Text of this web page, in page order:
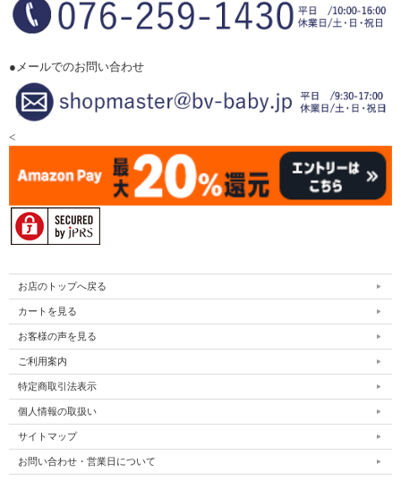
●メールでのお問い合わせ
<
お店のトップへ戻る
カートを見る
お客様の声を見る
ご利用案内
特定商取引法表示
個人情報の取扱い
サイトマップ
お問い合わせ・営業日について